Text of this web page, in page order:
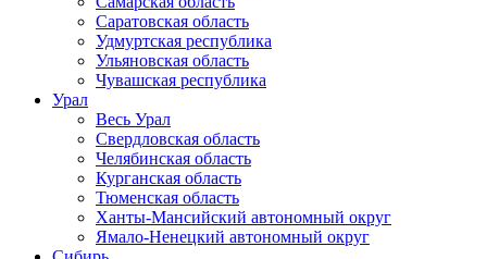
Саратовская область
Удмуртская республика
Ульяновская область
Чувашская республика
Урал
Весь Урал
Свердловская область
Челябинская область
Курганская область
Тюменская область
Ханты-Мансийский автономный округ
Ямало-Ненецкий автономный округ